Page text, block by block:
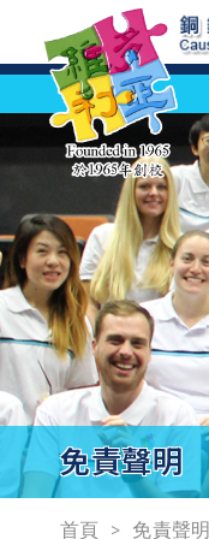
免責聲明
首頁 免責聲明